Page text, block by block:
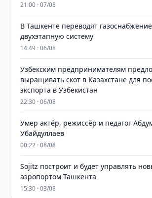
21:00 · 07/08
В Ташкенте переводят
двухэтапную систему
14:49 · 06/08
Узбекским предпринимателям
выращивать скот в Казахстане для
экспорта в Узбекистан
22:30 · 06/08
Умер актёр, режиссёр и педагог
Убайдуллаев
00:22 · 08/08
Sojitz построит и будет управлять
аэропортом Ташкента
15:30 · 03/08